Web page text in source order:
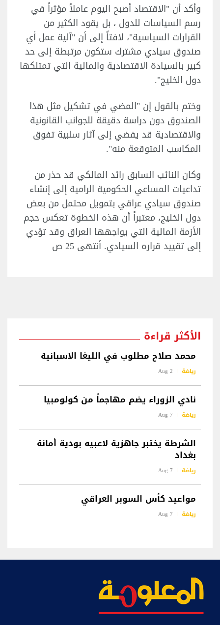
وأكد أن "الاقتصاد أصبح اليوم عاملاً مؤثراً في
رسم السياسات للدول ، بل يقود الكثير من
القرارات السياسية"، لافتاً إلى أن "آلية عمل أي
صندوق سيادي مشترك ستكون مرتبطة إلى حد
كبير بالسيادة الاقتصادية والمالية التي تمتلكها
دول الخليج".
وختم بالقول إن "المضي في تشكيل مثل هذا
الصندوق دون دراسة دقيقة للجوانب القانونية
والاقتصادية قد يفضي إلى آثار سلبية تفوق
المكاسب المتوقعة منه".
وكان النائب السابق رائد المالكي قد حذر من
تداعيات المساعي الحكومية الرامية إلى إنشاء
صندوق سيادي عراقي بتمويل محتمل من بعض
دول الخليج، معتبراً أن هذه الخطوة تعكس حجم
الأزمة المالية التي يواجهها العراق وقد تؤدي
إلى تقييد قراره السيادي. أنتهى 25 ص
الأكثر قراءة
محمد صلاح مطلوب في الليغا الاسبانية
رياضة 2 Aug
نادي الزوراء يضم مهاجماً من كولومبيا
رياضة 7 Aug
الشرطة يختبر جاهزية لاعبيه بودية أمانة
بغداد
رياضة 7 Aug
مواعيد كأس السوبر العراقي
رياضة 7 Aug